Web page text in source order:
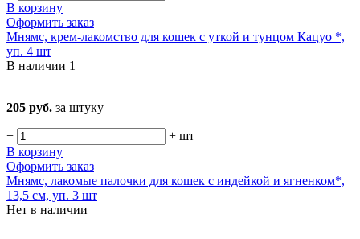
В корзину
Оформить заказ
Мнямс, крем-лакомство для кошек с уткой и тунцом Кацуо *,
уп. 4 шт
В наличии 1
205 руб. за штуку
− + шт
В корзину
Оформить заказ
Мнямс, лакомые палочки для кошек с индейкой и ягненком*,
13,5 см, уп. 3 шт
Нет в наличии